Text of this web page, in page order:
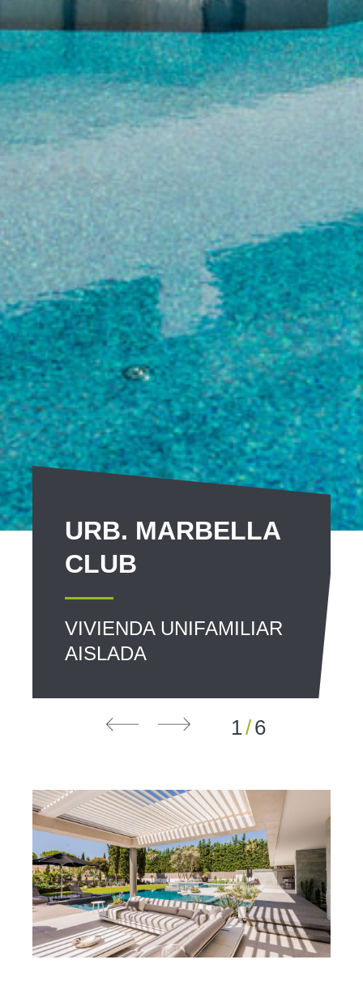
URB. MARBELLA
CLUB
VIVIENDA UNIFAMILIAR
AISLADA
1 /6